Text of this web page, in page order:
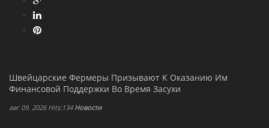
Швейцарские Фермеры Призывают К Оказанию Им
Финансовой Поддержки Во Время Засухи
авг 09, 2026 Hits:134 Новости